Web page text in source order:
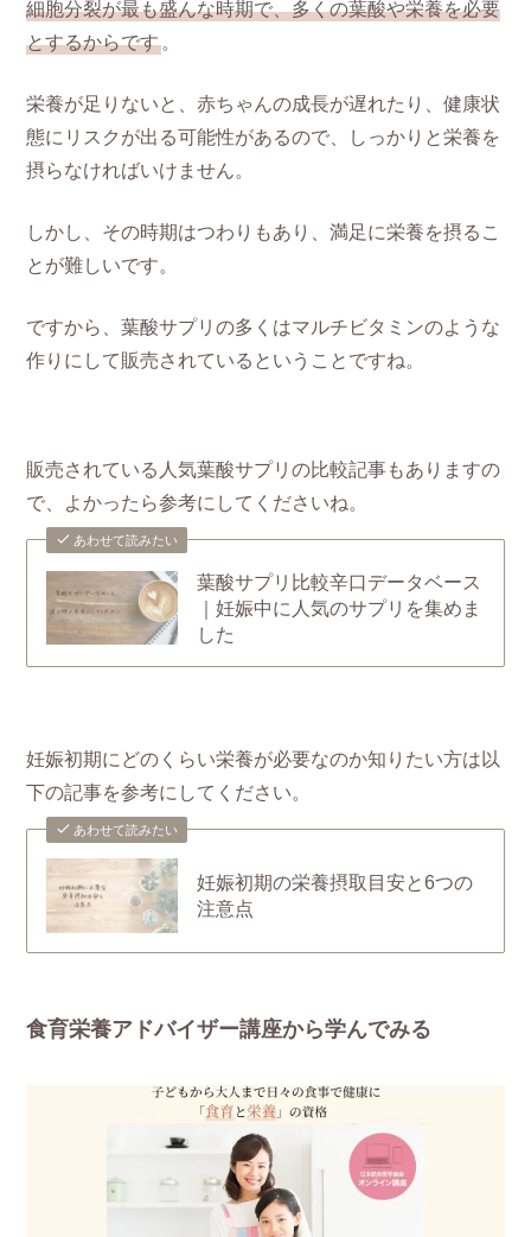
細胞分裂が最も盛んな時期で、多くの葉酸や栄養を必要
とするからです 。
栄養が足りないと、赤ちゃんの成長が遅れたり、健康状
態にリスクが出る可能性があるので、しっかりと栄養を
摂らなければいけません。
しかし、その時期はつわりもあり、満足に栄養を摂るこ
とが難しいです。
ですから、葉酸サプリの多くはマルチビタミンのような
作りにして販売されているということですね。
販売されている人気葉酸サプリの比較記事もありますの
で、よかったら参考にしてくださいね。
あわせて読みたい
葉酸サプリ比較辛口データベース
｜妊娠中に人気のサプリを集めま
した
妊娠初期にどのくらい栄養が必要なのか知りたい方は以
下の記事を参考にしてください。
あわせて読みたい
妊娠初期の栄養摂取目安と6つの
注意点
食育栄養アドバイザー講座から学んでみる